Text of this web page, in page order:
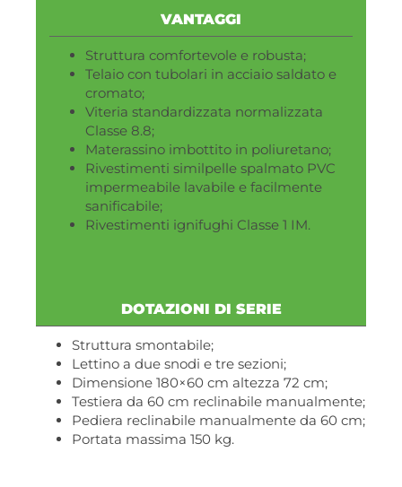
VANTAGGI
Struttura comfortevole e robusta;
Telaio con tubolari in acciaio saldato e
cromato;
Viteria standardizzata normalizzata
Classe 8.8;
Materassino imbottito in poliuretano;
Rivestimenti similpelle spalmato PVC
impermeabile lavabile e facilmente
sanificabile;
Rivestimenti ignifughi Classe 1 IM.
DOTAZIONI DI SERIE
Struttura smontabile;
Lettino a due snodi e tre sezioni;
Dimensione 180×60 cm altezza 72 cm;
Testiera da 60 cm reclinabile manualmente;
Pediera reclinabile manualmente da 60 cm;
Portata massima 150 kg.